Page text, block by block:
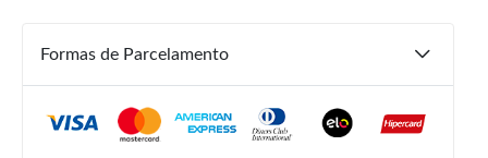
Formas de Parcelamento